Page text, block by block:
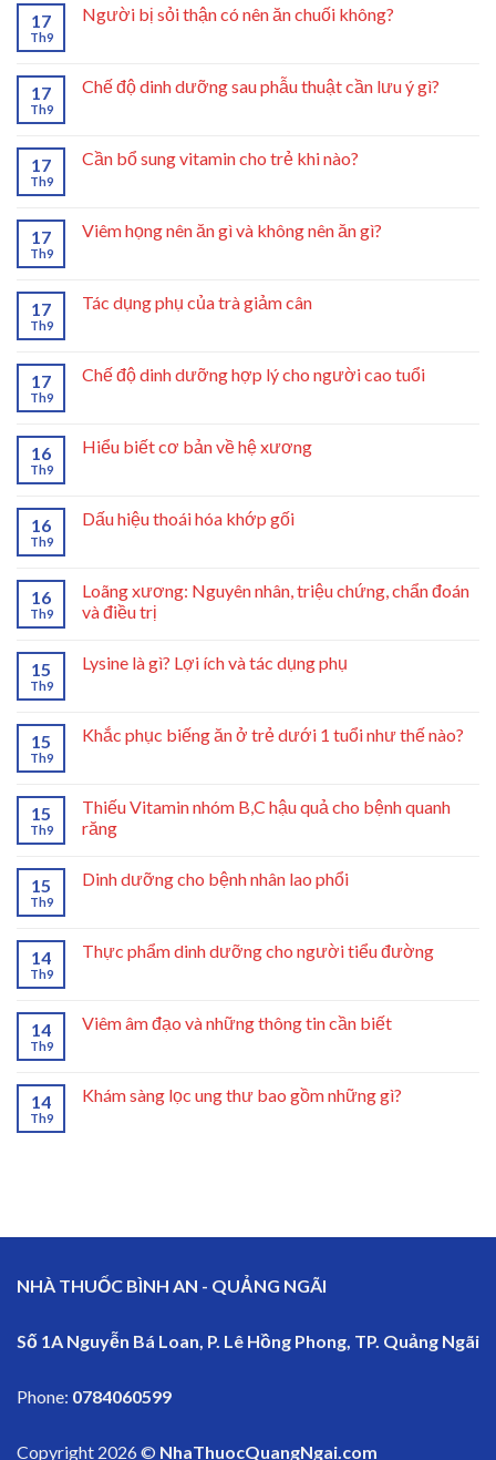
17
Th9
Người bị sỏi thận có nên ăn chuối không?
17
Th9
Chế độ dinh dưỡng sau phẫu thuật cần lưu ý gì?
17
Th9
Cần bổ sung vitamin cho trẻ khi nào?
17
Th9
Viêm họng nên ăn gì và không nên ăn gì?
17
Th9
Tác dụng phụ của trà giảm cân
17
Th9
Chế độ dinh dưỡng hợp lý cho người cao tuổi
16
Th9
Hiểu biết cơ bản về hệ xương
16
Th9
Dấu hiệu thoái hóa khớp gối
16
Th9
Loãng xương: Nguyên nhân, triệu chứng, chẩn đoán
và điều trị
15
Th9
Lysine là gì? Lợi ích và tác dụng phụ
15
Th9
Khắc phục biếng ăn ở trẻ dưới 1 tuổi như thế nào?
15
Th9
Thiếu Vitamin nhóm B,C hậu quả cho bệnh quanh
răng
15
Th9
Dinh dưỡng cho bệnh nhân lao phổi
14
Th9
Thực phẩm dinh dưỡng cho người tiểu đường
14
Th9
Viêm âm đạo và những thông tin cần biết
14
Th9
Khám sàng lọc ung thư bao gồm những gì?
NHÀ THUỐC BÌNH AN - QUẢNG NGÃI
Số 1A Nguyễn Bá Loan, P. Lê Hồng Phong, TP. Quảng Ngãi
Phone: 0784060599
Copyright 2026 © NhaThuocQuangNgai.com